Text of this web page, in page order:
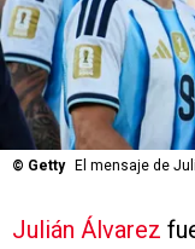
© Getty El mensaje de
Julián Álvarez